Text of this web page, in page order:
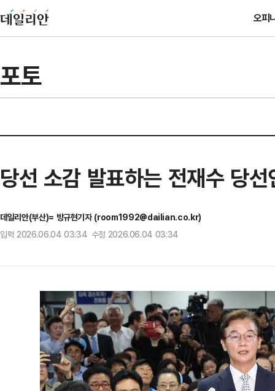
오피
포토
당선 소감 발표하는 전재수 당선
데일리안(부산)= 방규현기자 (room1992@dailian.co.kr)
입력 2026.06.04 03:34 수정 2026.06.04 03:34